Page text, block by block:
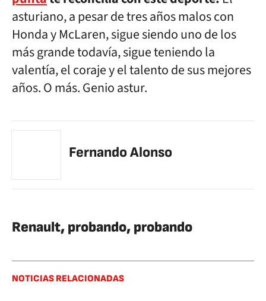
asturiano, a pesar de tres años malos con
Honda y McLaren, sigue siendo uno de los
más grande todavía, sigue teniendo la
valentía, el coraje y el talento de sus mejores
años. O más. Genio astur.
Fernando Alonso
Renault, probando, probando
NOTICIAS RELACIONADAS